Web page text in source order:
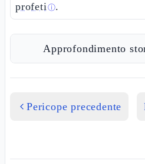
profetiⓘ.
Approfondimento
Pericope precedente